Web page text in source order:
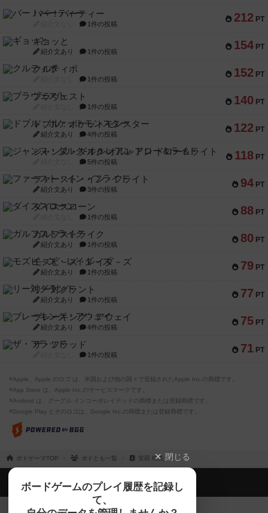
212 PT
バー！パーティー
1件の投稿
154 PT
ギョッと
紹介文あり 1件の投稿
152 PT
クルティボ
1件の投稿
140 PT
ブラヴェスト
1件の投稿
122 PT
ドブル：ポケットモンスター
紹介文あり 4件の投稿
118 PT
ジャンヌ・ダルク-オルレアン ドロー＆ライト
5件の投稿
94 PT
ファースト・イン・フライト
紹介文あり 3件の投稿
88 PT
ダイススローン
1件の投稿
80 PT
ガルフストライク
紹介文あり 1件の投稿
79 PT
モズビ－ズ・レイダ－ズ
紹介文あり 1件の投稿
77 PT
リー対グラント
紹介文あり 1件の投稿
75 PT
ブレーキング・アウェイ
紹介文あり 4件の投稿
71 PT
ザ・フラッド
1件の投稿
※Apple、Apple のロゴ は、米国および他の国々で登録されたApple Inc.の商標です。
※App Store は、Apple Inc.のサービスマークです。
※Android は、グーグル インコーポレイテッドの商標または登録商標です。
※Google Play とそのロゴは、Google Inc.の商標または登録商標です。
ボドゲーマTOP ボドとも一覧 安田 晴美 閉じる
ボードゲームのプレイ履歴を記録し
て、
ボドゲーマTOP